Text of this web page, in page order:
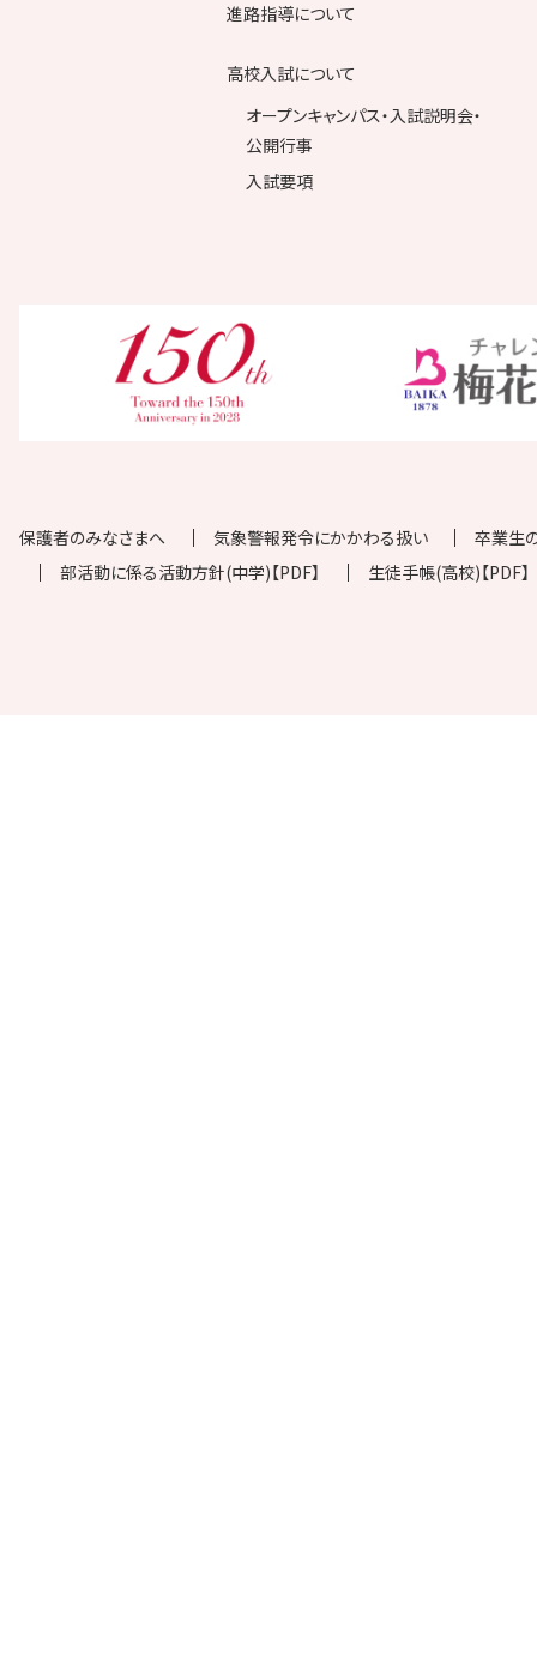
進路指導について
高校入試について
オープンキャンパス・入試説明会・
公開行事
入試要項
保護者のみなさまへ 気象警報発令にかかわる扱い
卒業生
部活動に係る活動方針(中学)【PDF】
生徒手帳(高校)【PDF】